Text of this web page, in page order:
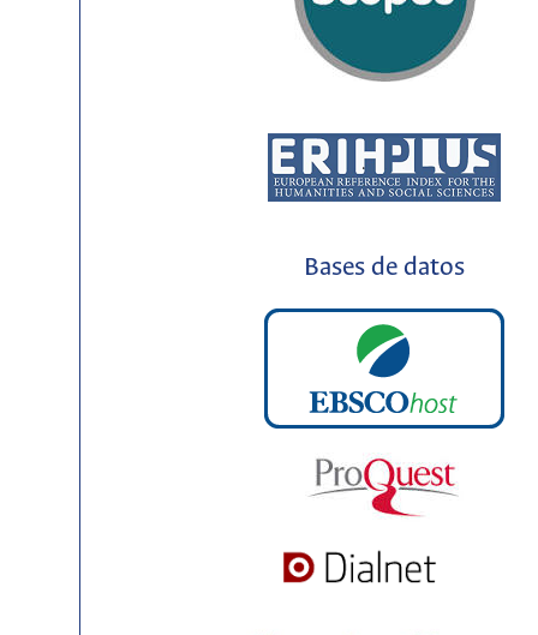
Bases de datos